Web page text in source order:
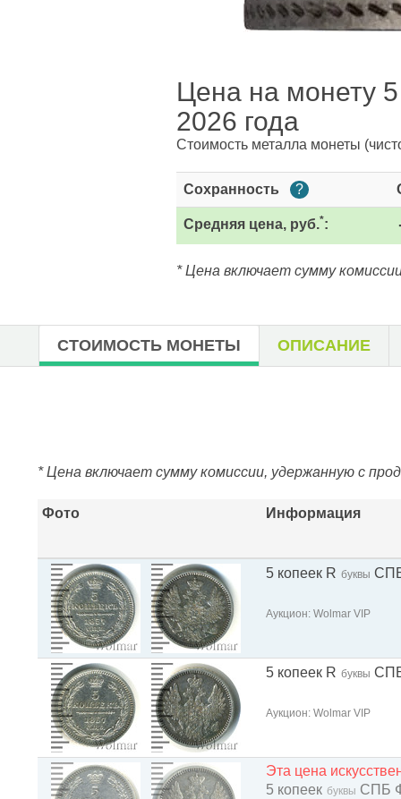
Цена на монету
2026 года
Стоимость металла монеты
Сохранность ?
Средняя цена, руб.*:
* Цена включает сумму
СТОИМОСТЬ МОНЕТЫ ОПИСАНИЕ
* Цена включает сумму комиссии, удержанную с
Фото Информация
5 копеек R буквы
Аукцион: Wolmar VIP
5 копеек R буквы
Аукцион: Wolmar VIP
Эта цена
5 копеек буквы СПБ